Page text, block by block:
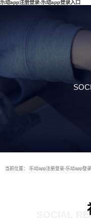
乐动app注册登录-乐动app登录入口
当前位置： 乐动app注册登录-乐动app登
SOCIAL